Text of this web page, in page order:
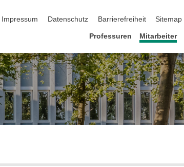
Impressum Datenschutz Barrierefreiheit Sitemap
Professuren Mitarbeiter